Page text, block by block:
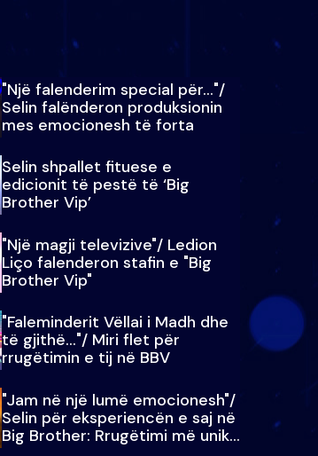
"Një falenderim special për…"/
Selin falënderon produksionin
mes emocionesh të forta
Selin shpallet fituese e
edicionit të pestë të ‘Big
Brother Vip’
"Një magji televizive"/ Ledion
Liço falenderon stafin e "Big
Brother Vip"
"Faleminderit Vëllai i Madh dhe
të gjithë…"/ Miri flet për
rrugëtimin e tij në BBV
"Jam në një lumë emocionesh"/
Selin për eksperiencën e saj në
Big Brother: Rrugëtimi më unik…